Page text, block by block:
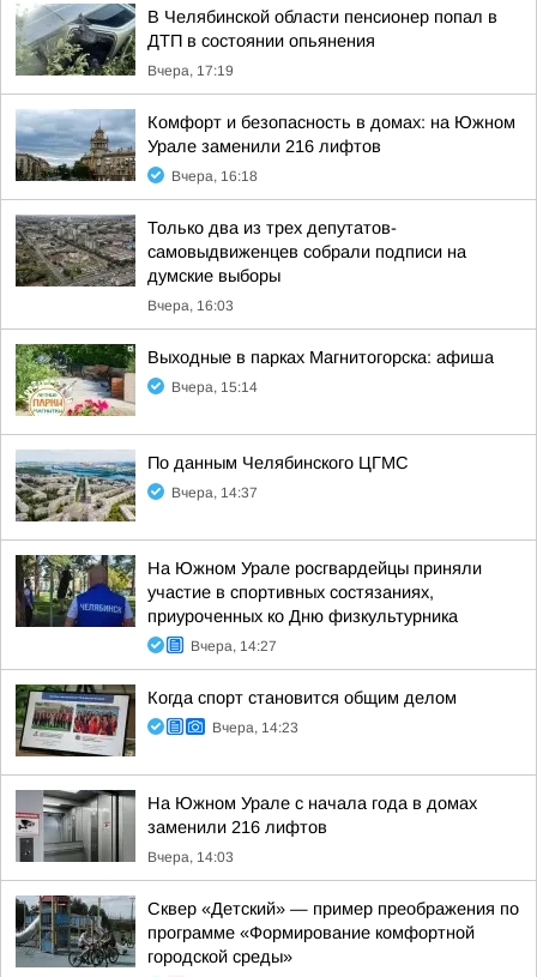
В Челябинской области пенсионер попал в
ДТП в состоянии опьянения
Вчера, 17:19
Комфорт и безопасность в домах: на Южном
Урале заменили 216 лифтов
Вчера, 16:18
Только два из трех депутатов-
самовыдвиженцев собрали подписи на
думские выборы
Вчера, 16:03
Выходные в парках Магнитогорска: афиша
Вчера, 15:14
По данным Челябинского ЦГМС
Вчера, 14:37
На Южном Урале росгвардейцы приняли
участие в спортивных состязаниях,
приуроченных ко Дню физкультурника
Вчера, 14:27
Когда спорт становится общим делом
Вчера, 14:23
На Южном Урале с начала года в домах
заменили 216 лифтов
Вчера, 14:03
Сквер «Детский» — пример преображения по
программе «Формирование комфортной
городской среды»